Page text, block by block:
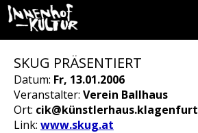
SKUG PRÄSENTIERT
Datum: Fr, 13.01.2006
Veranstalter: Verein Ballhaus
Ort: cik@künstlerhaus.klagenfurt
Link: www.skug.at